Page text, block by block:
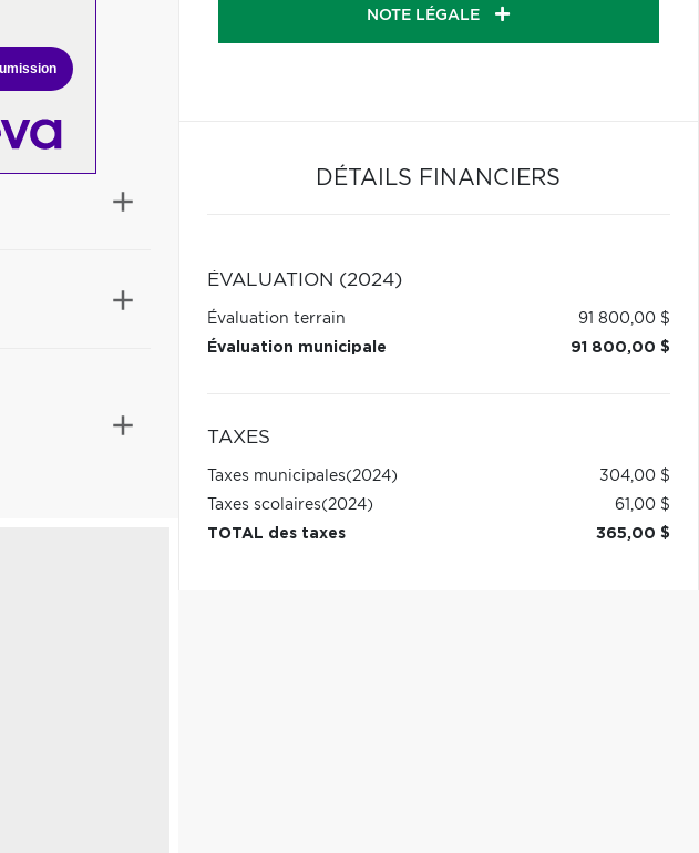
NOTE LÉGALE
DÉTAILS FINANCIERS
ÉVALUATION (2024)
Évaluation terrain
91 800,00 $
Évaluation municipale
91 800,00 $
TAXES
Taxes municipales(2024)
304,00 $
Taxes scolaires(2024)
61,00 $
TOTAL des taxes
365,00 $